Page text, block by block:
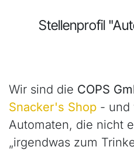
Stellenprofil
Wir sind die COPS
Snacker's Shop - und
Automaten, die nicht
„irgendwas zum